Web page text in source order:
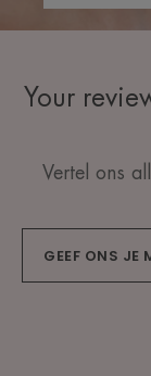
Your
Vertel ons
GEEF ONS JE